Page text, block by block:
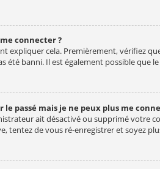
connecter ?
expliquer cela. Premièrement, vérifiez
été banni. Il est également possible
le passé mais je ne peux plus me
ait désactivé ou supprimé votre
tentez de vous ré-enregistrer et soyez